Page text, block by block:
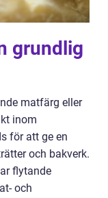
grundlig
matfärg eller
inom
för att ge en
och bakverk.
flytande
och